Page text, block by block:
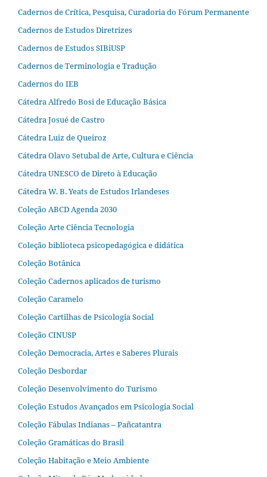
Cadernos de Crítica, Pesquisa, Curadoria do Fórum Permanente
Cadernos de Estudos Diretrizes
Cadernos de Estudos SIBiUSP
Cadernos de Terminologia e Tradução
Cadernos do IEB
Cátedra Alfredo Bosi de Educação Básica
Cátedra Josué de Castro
Cátedra Luiz de Queiroz
Cátedra Olavo Setubal de Arte, Cultura e Ciência
Cátedra UNESCO de Direto à Educação
Cátedra W. B. Yeats de Estudos Irlandeses
Coleção ABCD Agenda 2030
Coleção Arte Ciência Tecnologia
Coleção biblioteca psicopedagógica e didática
Coleção Botânica
Coleção Cadernos aplicados de turismo
Coleção Caramelo
Coleção Cartilhas de Psicologia Social
Coleção CINUSP
Coleção Democracia, Artes e Saberes Plurais
Coleção Desbordar
Coleção Desenvolvimento do Turismo
Coleção Estudos Avançados em Psicologia Social
Coleção Fábulas Indianas – Pañcatantra
Coleção Gramáticas do Brasil
Coleção Habitação e Meio Ambiente